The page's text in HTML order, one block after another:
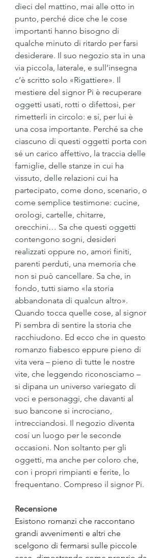
dieci del mattino, mai alle otto in
punto, perché dice che le cose
importanti hanno bisogno di
qualche minuto di ritardo per farsi
desiderare. Il suo negozio sta in una
via piccola, laterale, e sull’insegna
c’è scritto solo «Rigattiere». Il
mestiere del signor Pi è recuperare
oggetti usati, rotti o difettosi, per
rimetterli in circolo: e sí, per lui è
una cosa importante. Perché sa che
ciascuno di questi oggetti porta con
sé un carico affettivo, la traccia delle
famiglie, delle stanze in cui ha
vissuto, delle relazioni cui ha
partecipato, come dono, scenario, o
come semplice testimone: cucine,
orologi, cartelle, chitarre,
orecchini… Sa che questi oggetti
contengono sogni, desideri
realizzati oppure no, amori finiti,
parenti perduti, una memoria che
non si può cancellare. Sa che, in
fondo, tutti siamo «la storia
abbandonata di qualcun altro».
Quando tocca quelle cose, al signor
Pi sembra di sentire la storia che
racchiudono. Ed ecco che in questo
romanzo fiabesco eppure pieno di
vita vera – pieno di tutte le nostre
vite, che leggendo riconosciamo –
si dipana un universo variegato di
voci e personaggi, che davanti al
suo bancone si incrociano,
intrecciandosi. Il negozio diventa
cosí un luogo per le seconde
occasioni. Non soltanto per gli
oggetti, ma anche per coloro che,
con i propri rimpianti e ferite, lo
frequentano. Compreso il signor Pi.
Recensione
Esistono romanzi che raccontano
grandi avvenimenti e altri che
scelgono di fermarsi sulle piccole